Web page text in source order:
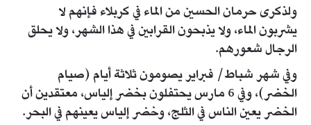
ولذكرى حرمان الحسين من الماء في كربلاء فإنهم لا
يشربون الماء، ولا يذبحون القرابين في هذا الشهر، ولا يحلق
الرجال شعورهم.
وفي شهر شباط/ فبراير يصومون ثلاثة أيام (صيام
الخضر)، وفي 6 مارس يحتفلون بخضر إلياس، معتقدين أن
الخضر يعين الناس في الثلج، وخضر إلياس يعينهم في البحر.